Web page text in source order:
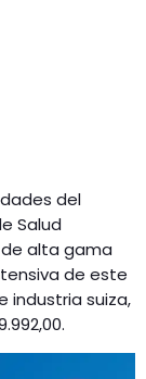
del
Salud
alta gama
de este
industria suiza,